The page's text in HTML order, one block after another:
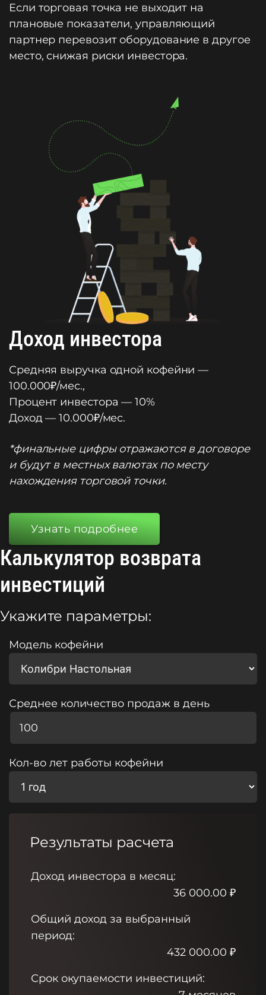
Если торговая точка не выходит на
плановые показатели, управляющий
партнер перевозит оборудование в другое
место, снижая риски инвестора.
Доход инвестора
Средняя выручка одной кофейни —
100.000₽/мес.,
Процент инвестора — 10%
Доход — 10.000₽/мес.
*финальные цифры отражаются в договоре
и будут в местных валютах по месту
нахождения торговой точки.
Узнать подробнее
Калькулятор возврата
инвестиций
Укажите параметры:
Модель кофейни
Среднее количество продаж в день
Кол-во лет работы кофейни
Результаты расчета
Доход инвестора в месяц:
36 000.00 ₽
Общий доход за выбранный
период:
432 000.00 ₽
Срок окупаемости инвестиций: